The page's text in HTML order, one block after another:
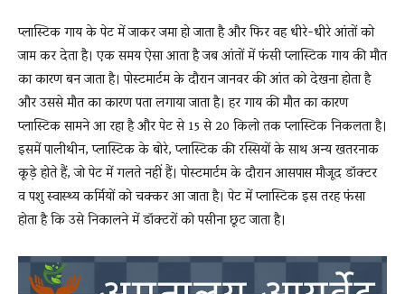
प्लास्टिक गाय के पेट में जाकर जमा हो जाता है और फिर वह धीरे-धीरे आंतों को
जाम कर देता है। एक समय ऐसा आता है जब आंतों में फंसी प्लास्टिक गाय की मौत
का कारण बन जाता है। पोस्टमार्टम के दौरान जानवर की आंत को देखना होता है
और उससे मौत का कारण पता लगाया जाता है। हर गाय की मौत का कारण
प्लास्टिक सामने आ रहा है और पेट से 15 से 20 किलो तक प्लास्टिक निकलता है।
इसमें पालीथीन, प्लास्टिक के बोरे, प्लास्टिक की रस्सियों के साथ अन्य खतरनाक
कूड़े होते हैं, जो पेट में गलते नहीं हैं। पोस्टमार्टम के दौरान आसपास मौजूद डॉक्टर
व पशु स्वास्थ्य कर्मियों को चक्कर आ जाता है। पेट में प्लास्टिक इस तरह फंसा
होता है कि उसे निकालने में डॉक्टरों को पसीना छूट जाता है।